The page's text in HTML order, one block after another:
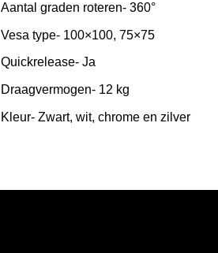
Aantal graden roteren- 360°
Vesa type- 100×100, 75×75
Quickrelease- Ja
Draagvermogen- 12 kg
Kleur- Zwart, wit, chrome en zilver